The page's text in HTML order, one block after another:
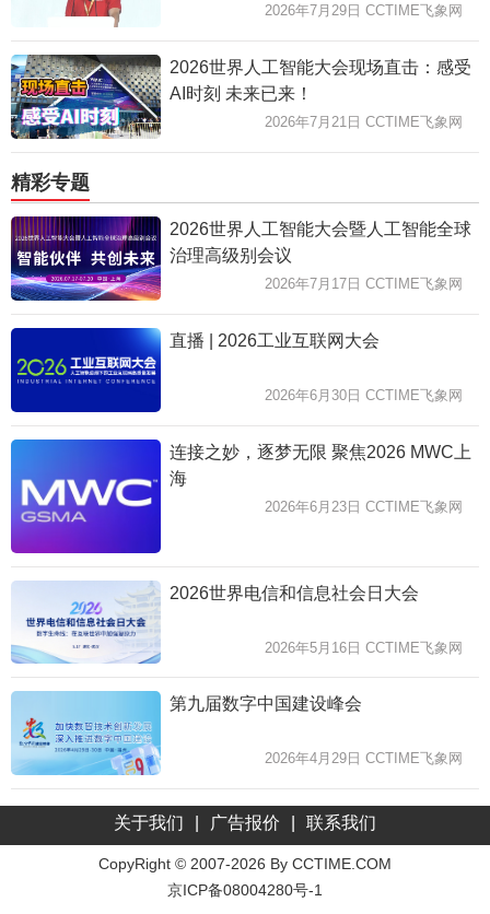
2026年7月29日 CCTIME飞象网
2026世界人工智能大会现场直击：感受
AI时刻 未来已来！
2026年7月21日 CCTIME飞象网
精彩专题
2026世界人工智能大会暨人工智能全球
治理高级别会议
2026年7月17日 CCTIME飞象网
直播 | 2026工业互联网大会
2026年6月30日 CCTIME飞象网
连接之妙，逐梦无限 聚焦2026 MWC上
海
2026年6月23日 CCTIME飞象网
2026世界电信和信息社会日大会
2026年5月16日 CCTIME飞象网
第九届数字中国建设峰会
2026年4月29日 CCTIME飞象网
关于我们 广告报价 联系我们
CopyRight © 2007-2026 By CCTIME.COM
京ICP备08004280号-1